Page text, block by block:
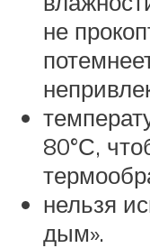
не
80°С,
нельзя
дым».